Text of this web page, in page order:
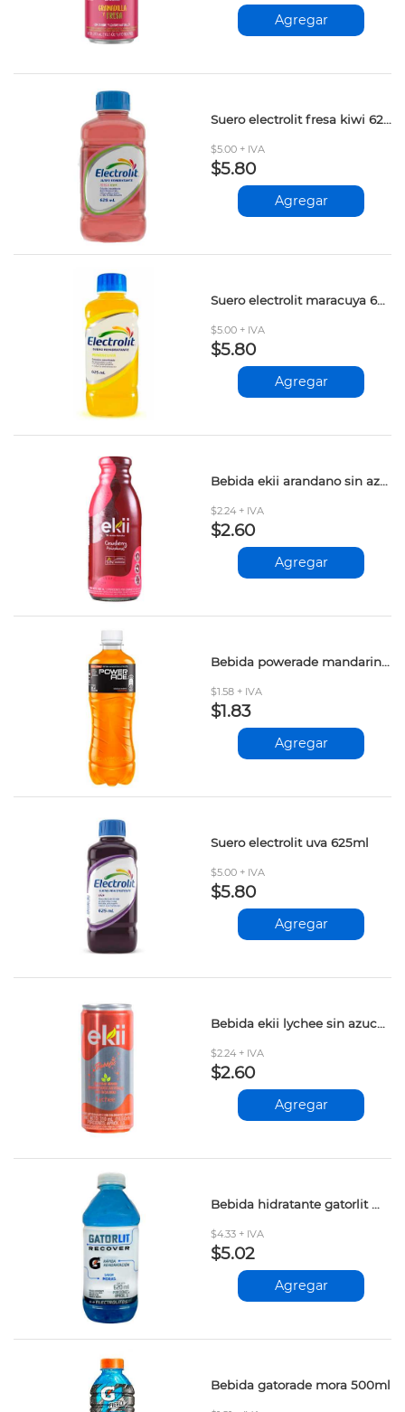
Agregar
Suero electrolit fresa kiwi 625ml
$5.00 + IVA
$5.80
Agregar
Suero electrolit maracuya 625ml
$5.00 + IVA
$5.80
Agregar
Bebida ekii arandano sin azucar 400ml
$2.24 + IVA
$2.60
Agregar
Bebida powerade mandarina 500ml
$1.58 + IVA
$1.83
Agregar
Suero electrolit uva 625ml
$5.00 + IVA
$5.80
Agregar
Bebida ekii lychee sin azucar 310ml
$2.24 + IVA
$2.60
Agregar
Bebida hidratante gatorlit mora 620ml
$4.33 + IVA
$5.02
Agregar
Bebida gatorade mora 500ml